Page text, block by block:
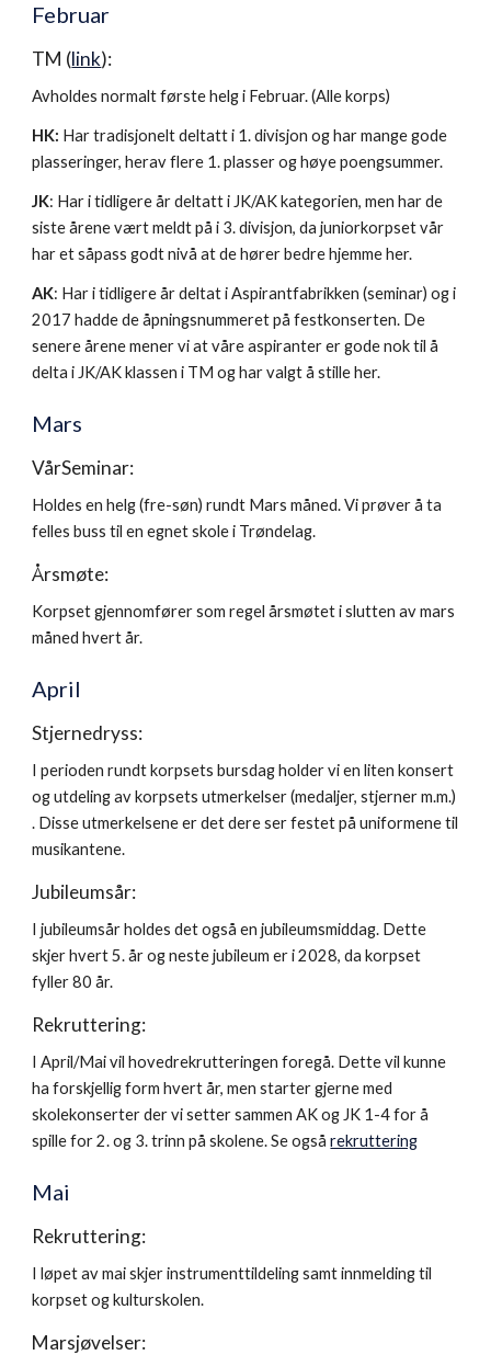
Februar
TM (link):
Avholdes normalt første helg i Februar. (Alle korps)
HK: Har tradisjonelt deltatt i 1. divisjon og har mange gode
plasseringer, herav flere 1. plasser og høye poengsummer.
JK: Har i tidligere år deltatt i JK/AK kategorien, men har de
siste årene vært meldt på i 3. divisjon, da juniorkorpset vår
har et såpass godt nivå at de hører bedre hjemme her.
AK: Har i tidligere år deltat i Aspirantfabrikken (seminar) og i
2017 hadde de åpningsnummeret på festkonserten. De
senere årene mener vi at våre aspiranter er gode nok til å
delta i JK/AK klassen i TM og har valgt å stille her.
Mars
VårSeminar:
Holdes en helg (fre-søn) rundt Mars måned. Vi prøver å ta
felles buss til en egnet skole i Trøndelag.
Årsmøte:
Korpset gjennomfører som regel årsmøtet i slutten av mars
måned hvert år.
April
Stjernedryss:
I perioden rundt korpsets bursdag holder vi en liten konsert
og utdeling av korpsets utmerkelser (medaljer, stjerner m.m.)
. Disse utmerkelsene er det dere ser festet på uniformene til
musikantene.
Jubileumsår:
I jubileumsår holdes det også en jubileumsmiddag. Dette
skjer hvert 5. år og neste jubileum er i 2028, da korpset
fyller 80 år.
Rekruttering:
I April/Mai vil hovedrekrutteringen foregå. Dette vil kunne
ha forskjellig form hvert år, men starter gjerne med
skolekonserter der vi setter sammen AK og JK 1-4 for å
spille for 2. og 3. trinn på skolene. Se ogsårekruttering
Mai
Rekruttering:
I løpet av mai skjer instrumenttildeling samt innmelding til
korpset og kulturskolen.
Marsjøvelser: